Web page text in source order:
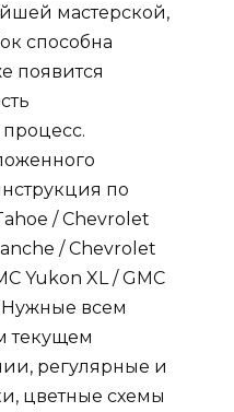
мастерской,
способна
появится
по
/ Chevrolet
/ Chevrolet
Yukon XL / GMC
Нужные всем
текущем
регулярные и
цветные схемы